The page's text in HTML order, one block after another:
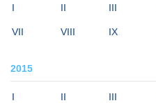
I II III
VII VIII IX
2015
I II III